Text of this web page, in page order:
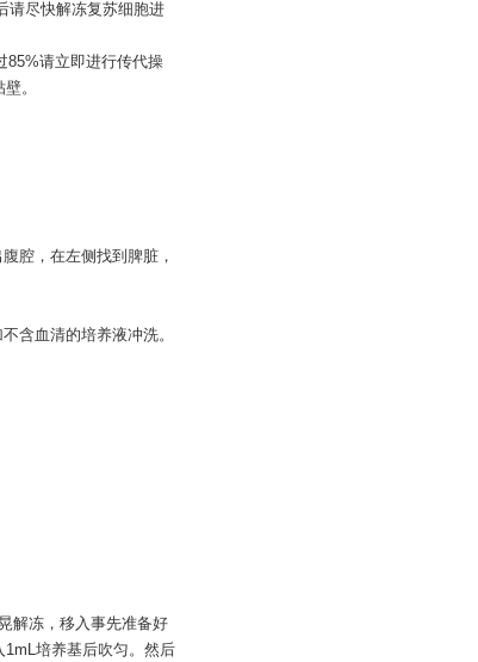
请尽快解冻复苏细胞进
85%请立即进行传代操
。
腔，在左侧找到脾脏，
含血清的培养液冲洗。
解冻，移入事先准备好
培养基后吹匀。然后